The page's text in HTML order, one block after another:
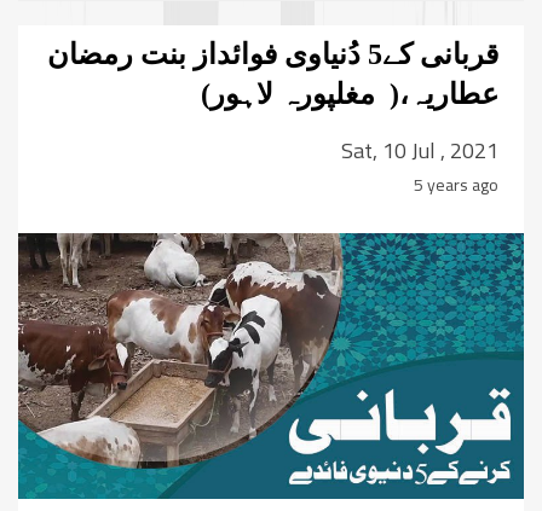
قربانی کے5 دُنیاوی فوائداز بنت رمضان
عطاریہ،( مغلپورہ لاہور)
Sat, 10 Jul , 2021
5 years ago